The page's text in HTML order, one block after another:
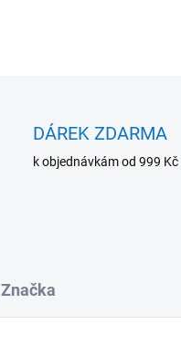
DÁREK ZDARMA
k objednávkám od 999 Kč
Značka